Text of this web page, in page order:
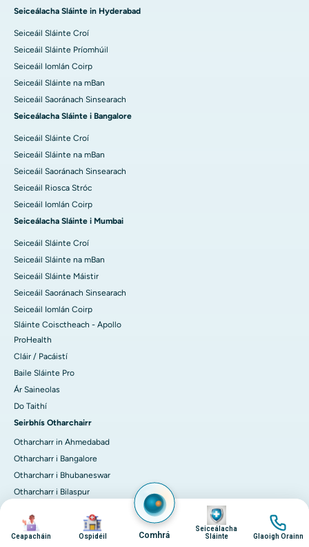
Seiceálacha Sláinte in Hyderabad
Seiceáil Sláinte Croí
Seiceáil Sláinte Príomhúil
Seiceáil Iomlán Coirp
Seiceáil Sláinte na mBan
Seiceáil Saoránach Sinsearach
Seiceálacha Sláinte i Bangalore
Seiceáil Sláinte Croí
Seiceáil Sláinte na mBan
Seiceáil Saoránach Sinsearach
Seiceáil Riosca Stróc
Seiceáil Iomlán Coirp
Seiceálacha Sláinte i Mumbai
Seiceáil Sláinte Croí
Seiceáil Sláinte na mBan
Seiceáil Sláinte Máistir
Seiceáil Saoránach Sinsearach
Seiceáil Iomlán Coirp
Sláinte Coisctheach - Apollo
ProHealth
Cláir / Pacáistí
Baile Sláinte Pro
Ár Saineolas
Do Taithí
Seirbhís Otharchairr
Otharcharr in Ahmedabad
Otharcharr i Bangalore
Otharcharr i Bhubaneswar
Otharcharr i Bilaspur
Otharcharr i Deilí
Otharcharr i Guwahati
Íomha
Ceapacháin
Íomha
Ospidéil Comhrá
Íomha
Seiceálacha
Sláinte
Íomha
Glaoigh Orainn